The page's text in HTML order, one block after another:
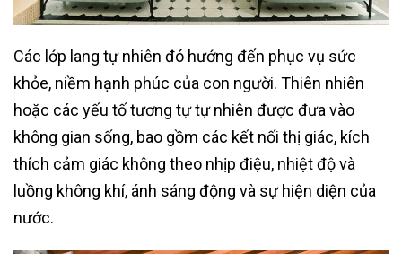
Các lớp lang tự nhiên đó hướng đến phục vụ sức
khỏe, niềm hạnh phúc của con người. Thiên nhiên
hoặc các yếu tố tương tự tự nhiên được đưa vào
không gian sống, bao gồm các kết nối thị giác, kích
thích cảm giác không theo nhịp điệu, nhiệt độ và
luồng không khí, ánh sáng động và sự hiện diện của
nước.